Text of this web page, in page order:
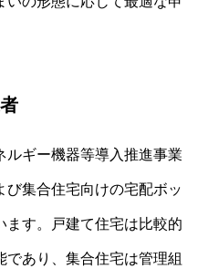
ルギー機器等導入推進事業
集合住宅向けの宅配ボッ
ます。戸建て住宅は比較的
あり、集合住宅は管理組